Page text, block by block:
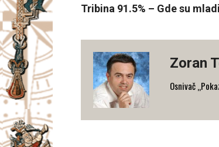
Tribina 91.5% – Gde su
Zoran
Osnivač